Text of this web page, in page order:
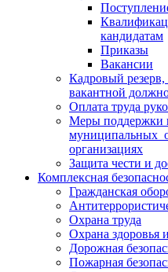
кандидатам
Приказы
Вакансии
Кадровый
вакантной
Оплата труда
Меры поддержки
муниципальных
организациях
Защита чести и
Комплексная
Гражданская
Охрана труда
Охрана
Дорожная
Пожарная